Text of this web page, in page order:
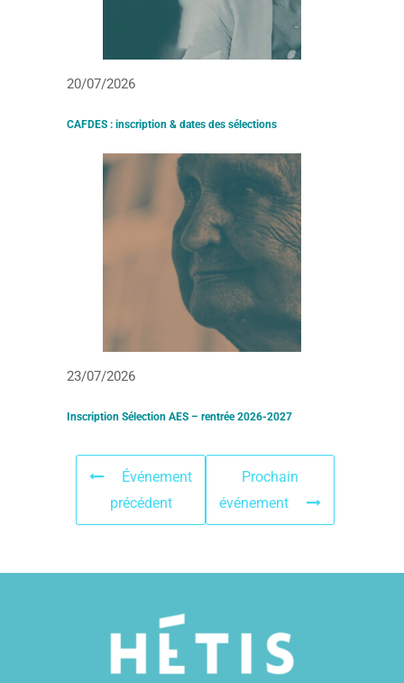
20/07/2026
CAFDES : inscription & dates des sélections
23/07/2026
Inscription Sélection AES – rentrée 2026-2027
Événement
précédent
Prochain
événement